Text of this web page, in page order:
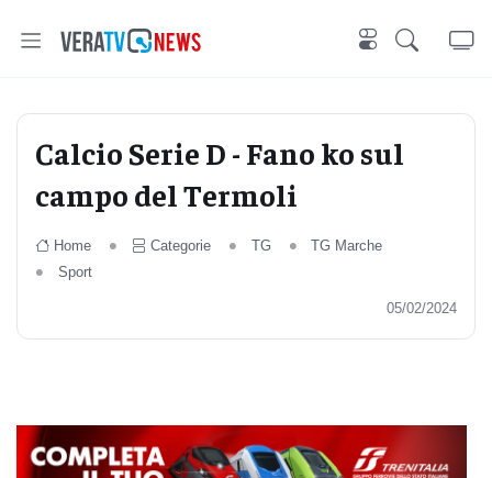
Calcio Serie D - Fano ko sul
campo del Termoli
Home Categorie TG
TG Marche
Sport
05/02/2024